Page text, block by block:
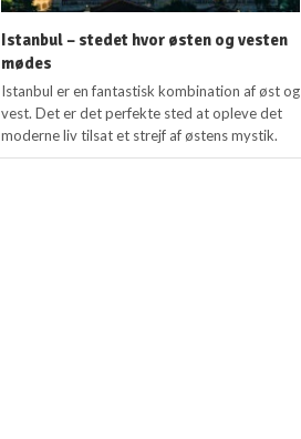
Istanbul – stedet hvor østen og vesten
mødes
Istanbul er en fantastisk kombination af øst og
vest. Det er det perfekte sted at opleve det
moderne liv tilsat et strejf af østens mystik.